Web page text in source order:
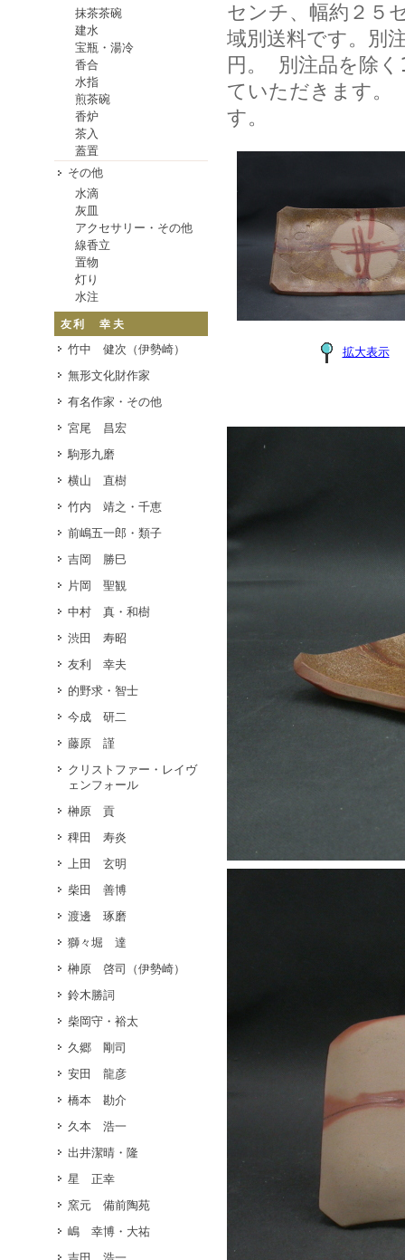
抹茶茶碗
建水
宝瓶・湯冷
香合
水指
煎茶碗
香炉
茶入
蓋置
その他
水滴
灰皿
アクセサリー・その他
線香立
置物
灯り
水注
友利 幸夫
竹中 健次（伊勢崎）
無形文化財作家
有名作家・その他
宮尾 昌宏
駒形九磨
横山 直樹
竹内 靖之・千恵
前嶋五一郎・類子
吉岡 勝巳
片岡 聖観
中村 真・和樹
渋田 寿昭
友利 幸夫
的野求・智士
今成 研二
藤原 謹
クリストファー・レイヴ
ェンフォール
榊原 貢
稗田 寿炎
上田 玄明
柴田 善博
渡邊 琢磨
獅々堀 達
榊原 啓司（伊勢崎）
鈴木勝詞
柴岡守・裕太
久郷 剛司
安田 龍彦
橋本 勘介
久本 浩一
出井潔晴・隆
星 正幸
窯元 備前陶苑
嶋 幸博・大祐
センチ、幅約２５
域別送料です。別
円。 別注品を除
ていただきます。
す。
拡大表示